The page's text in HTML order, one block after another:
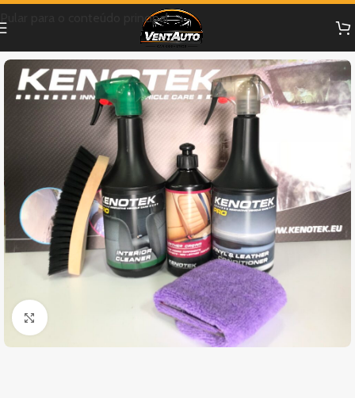
Pular para o conteúdo principal
Clique para ampliar